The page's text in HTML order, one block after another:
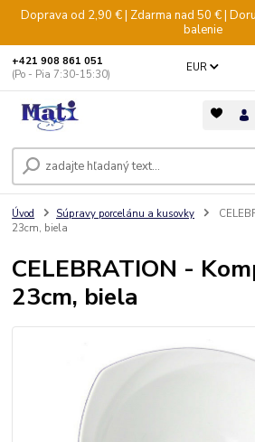
Doprava od 2,90 € | Zdarma nad 50 € |
balenie
EUR
+421 908 861 051
(Po - Pia 7:30-15:30)
Úvod Súpravy porcelánu a kusovky
23cm, biela
CELEBRATION -
23cm, biela